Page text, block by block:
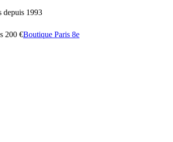
depuis 1993
200 €Boutique Paris 8e